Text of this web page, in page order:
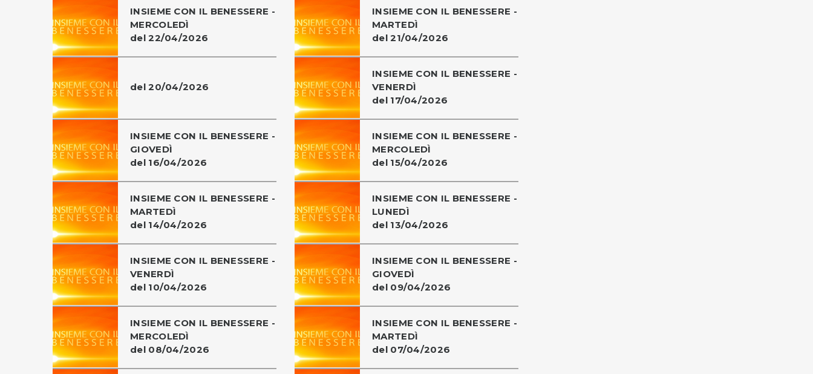
INSIEME CON IL BENESSERE -
MERCOLEDÌ
del 22/04/2026
INSIEME CON IL BENESSERE -
MARTEDÌ
del 21/04/2026
del 20/04/2026
INSIEME CON IL BENESSERE -
VENERDÌ
del 17/04/2026
INSIEME CON IL BENESSERE -
GIOVEDÌ
del 16/04/2026
INSIEME CON IL BENESSERE -
MERCOLEDÌ
del 15/04/2026
INSIEME CON IL BENESSERE -
MARTEDÌ
del 14/04/2026
INSIEME CON IL BENESSERE -
LUNEDÌ
del 13/04/2026
INSIEME CON IL BENESSERE -
VENERDÌ
del 10/04/2026
INSIEME CON IL BENESSERE -
GIOVEDÌ
del 09/04/2026
INSIEME CON IL BENESSERE -
MERCOLEDÌ
del 08/04/2026
INSIEME CON IL BENESSERE -
MARTEDÌ
del 07/04/2026